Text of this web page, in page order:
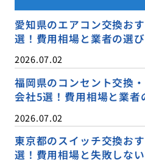
愛知県のエアコン交換お
選！費用相場と業者の選
2026.07.02
福岡県のコンセント交換
会社5選！費用相場と業者
2026.07.02
東京都のスイッチ交換お
選！費用相場と失敗しな